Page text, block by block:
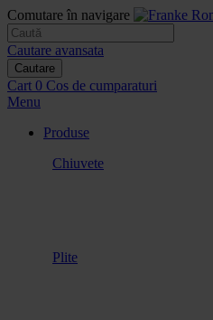
Comutare în navigare
Cautare avansata
Cautare
Cart 0 Cos de cumparaturi
Menu
Produse
Chiuvete
Plite